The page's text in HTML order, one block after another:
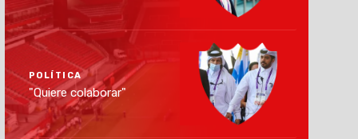
POLÍTICA
"Quiere colaborar"